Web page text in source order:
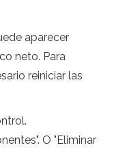
aparecer
neto. Para
reiniciar las
O "Eliminar